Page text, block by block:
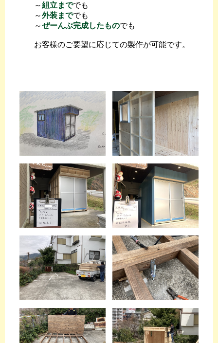
～組立まででも
～外装まででも
～ぜーんぶ完成したものでも
お客様のご要望に応じての製作が可能です。